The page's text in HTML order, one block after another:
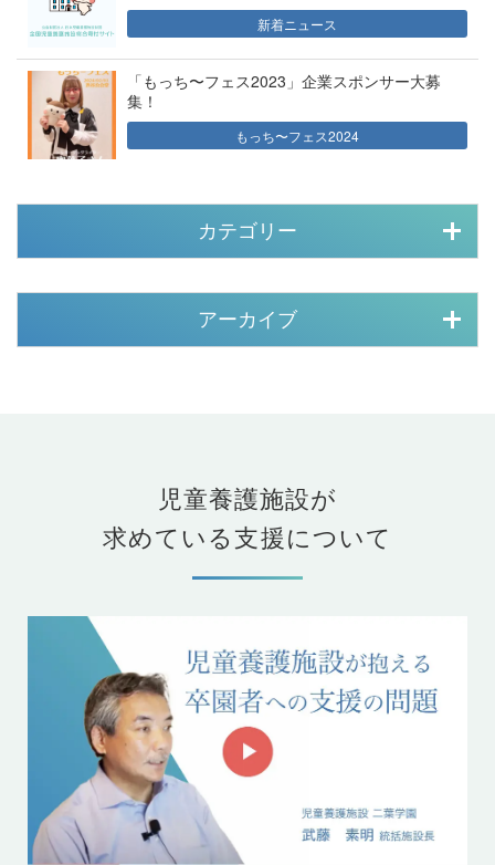
新着ニュース
「もっち〜フェス2023」企業スポンサー大募
集！
もっち〜フェス2024
カテゴリー
アーカイブ
児童養護施設が
求めている支援について